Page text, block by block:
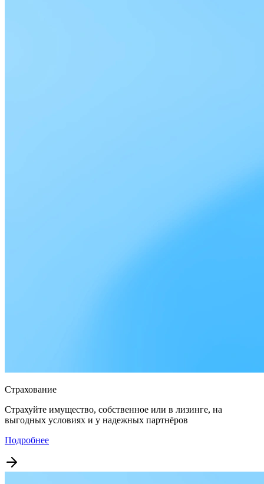
Страхование
Страхуйте имущество, собственное или в лизинге, на
выгодных условиях и у надежных партнёров
Подробнее